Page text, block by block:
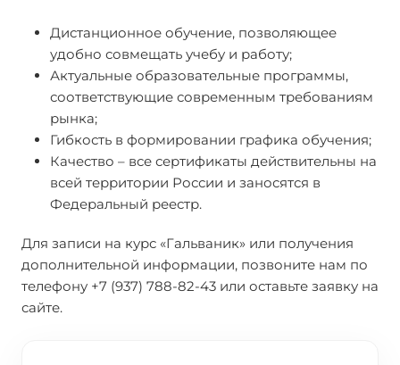
Дистанционное обучение, позволяющее
удобно совмещать учебу и работу;
Актуальные образовательные программы,
соответствующие современным требованиям
рынка;
Гибкость в формировании графика обучения;
Качество – все сертификаты действительны на
всей территории России и заносятся в
Федеральный реестр.
Для записи на курс «Гальваник» или получения
дополнительной информации, позвоните нам по
телефону +7 (937) 788-82-43 или оставьте заявку на
сайте.